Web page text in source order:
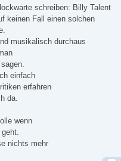
schreiben: Billy Talent
keinen Fall einen solchen
musikalisch durchaus
einfach
erfahren
da.
wenn
nichts mehr